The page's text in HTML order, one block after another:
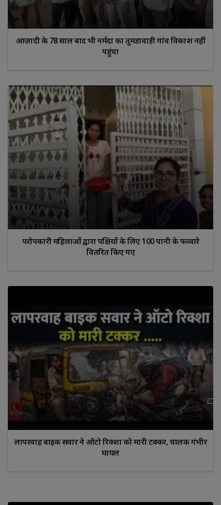
आज़ादी के 78 साल बाद भी नर्मदा का तुमडावाड़ी गांव विकाश नहीं
पहुंचा
परोपकारी महिलाओं द्वारा पक्षियों के लिए 100 पानी के फव्वारे
वितरित किए गए
लापरवाह बाइक सवार ने ऑटो रिक्शा को मारी टक्कर, चालक गंभीर
घायल